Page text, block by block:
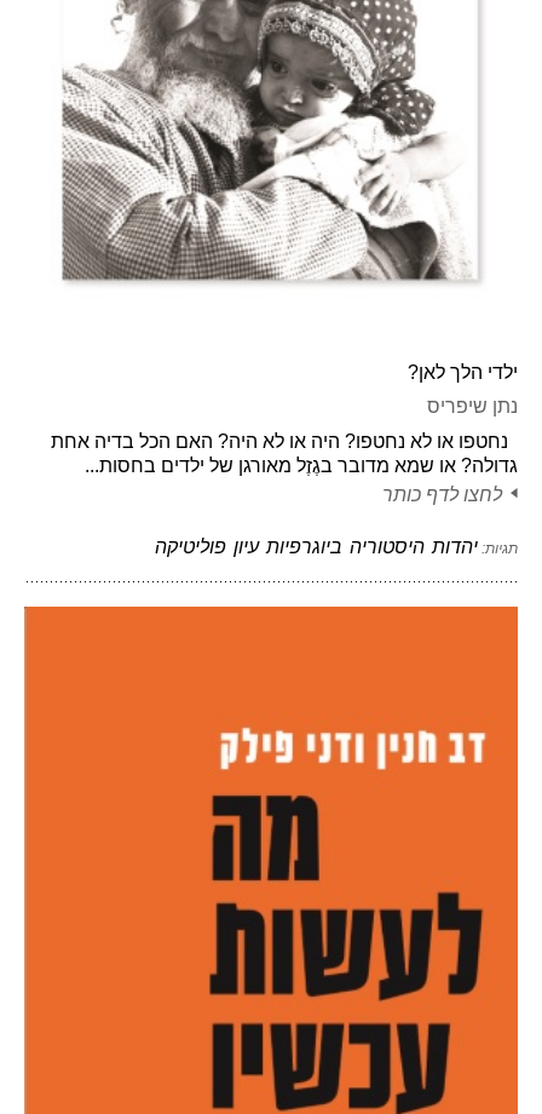
ילדי הלך לאן?
נתן שיפריס
נחטפו או לא נחטפו? היה או לא היה? האם הכל בדיה אחת
גדולה? או שמא מדובר בגֶזֶל מאורגן של ילדים בחסות...
לחצו לדף כותר
תגיות: יהדות היסטוריה ביוגרפיות עיון פוליטיקה